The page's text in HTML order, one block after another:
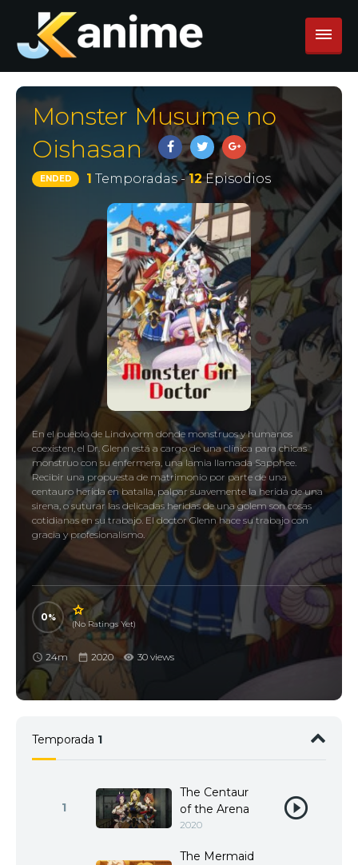
Monster Musume no
Oishasan
ENDED 1 Temporadas -12Episodios
En el pueblo de Lindworm donde monstruos y humanos
coexisten, el Dr. Glenn está a cargo de una clínica para chicas
monstruo con su enfermera, una lamia llamada Sapphee.
Recibir una propuesta de matrimonio por parte de una
centauro herida en batalla, palpar suavemente la herida de una
sirena, o suturar las delicadas heridas de una golem son cosas
cotidianas en su trabajo. El doctor Glenn hace su trabajo con
gracia y profesionalismo.
0
(No Ratings Yet)
24m 2020 30 views
Temporada 1
1
The Centaur
of the Arena
2020
The Mermaid